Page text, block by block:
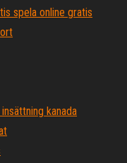
spela online gratis
kanada